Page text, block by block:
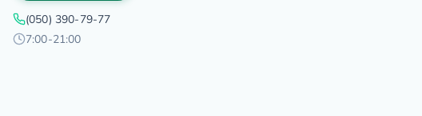
(050) 390-79-77
7:00-21:00